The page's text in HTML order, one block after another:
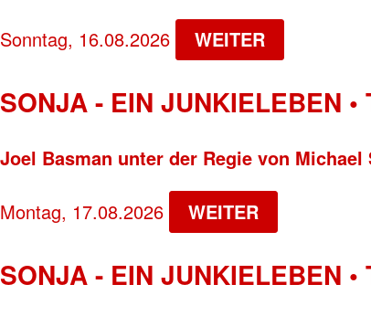
Sonntag, 16.08.2026 WEITER
SONJA - EIN JUNKIELEBEN •
Joel Basman unter der Regie von
Montag, 17.08.2026 WEITER
SONJA - EIN JUNKIELEBEN •